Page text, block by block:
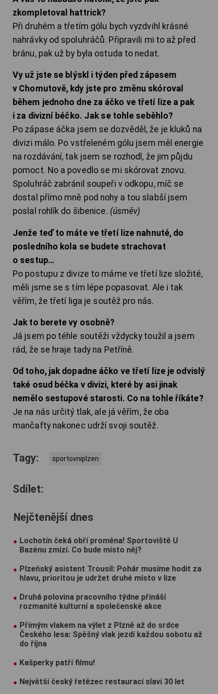
zkompletoval hattrick?
Při druhém a třetím gólu bych vyzdvihl krásné
nahrávky od spoluhráčů. Připravili mi to až před
bránu, pak už by byla ostuda to nedat.
Vy už jste se blýskl i týden před zápasem
v Chomutově, kdy jste pro změnu skóroval
během jednoho dne za áčko ve třetí lize a pak
i za divizní béčko. Jak se tohle seběhlo?
Po zápase áčka jsem se dozvěděl, že je kluků na
divizi málo. Po vstřeleném gólu jsem měl energie
na rozdávání, tak jsem se rozhodl, že jim půjdu
pomoct. No a povedlo se mi skórovat znovu.
Spoluhráč zabránil soupeři v odkopu, míč se
dostal přímo mně pod nohy a tou slabší jsem
poslal rohlík do šibenice. (úsměv)
Jenže teď to máte ve třetí lize nahnuté, do
posledního kola se budete strachovat
o sestup…
Po postupu z divize to máme ve třetí lize složité,
měli jsme se s tím lépe popasovat. Ale i tak
věřím, že třetí liga je soutěž pro nás.
Jak to berete vy osobně?
Já jsem po téhle soutěži vždycky toužil a jsem
rád, že se hraje tady na Petříně.
Od toho, jak dopadne áčko ve třetí lize je odvislý
také osud béčka v divizi, které by asi jinak
nemělo sestupové starosti. Co na tohle říkáte?
Je na nás určitý tlak, ale já věřím, že oba
mančafty nakonec udrží svoji soutěž.
Tagy: sportovniplzen
Sdílet:
Nejčtenější dnes
Lochotín čeká obří proměna! Sportoviště U
Bazénu zmizí. Co bude místo něj?
Plzeňský asistent Trousil: Pohár musíme hodit za
hlavu, prioritou je udržet druhé místo v lize
Druhá polovina pracovního týdne přináší
rozmanité kulturní a společenské akce
Přímým vlakem na výlet z Plzně až do srdce
Českého lesa: Spěšný vlak jezdí každou sobotu až
do října
Kašperky patří filmu!
Největší český řetězec restaurací slaví 30 let